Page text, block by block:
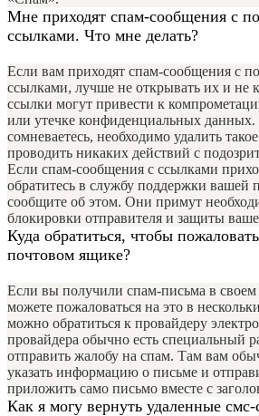
Мне приходят спам-сообщения с
ссылками. Что мне делать?
Если вам приходят спам-сообщения с
ссылками, лучше не открывать их и не
ссылки могут привести к
или утечке конфиденциальных
сомневаетесь, необходимо удалить
проводить никаких действий с
Если спам-сообщения с ссылками
обратитесь в службу поддержки вашей
сообщите об этом. Они примут
блокировки отправителя и защиты
Куда обратиться, чтобы
почтовом ящике?
Если вы получили спам-письма в
можете пожаловаться на это в
можно обратиться к провайдеру
провайдера обычно есть специальный
отправить жалобу на спам. Там вам
указать информацию о письме и
приложить само письмо вместе с
Как я могу вернуть удаленные